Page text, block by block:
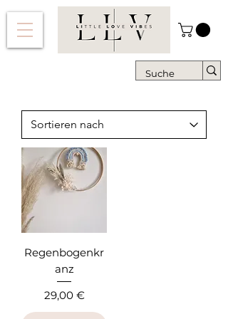
Regenbogenkr
anz
Preis
29,00 €